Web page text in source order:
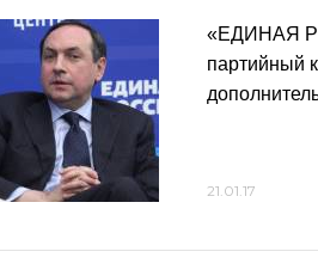
«ЕДИНАЯ
партийный
21.01.17